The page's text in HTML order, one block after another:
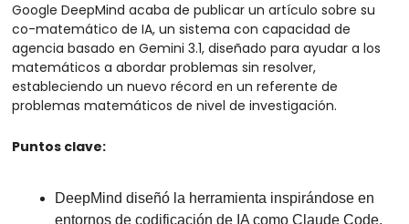
Google DeepMind acaba de publicar un artículo sobre su
co-matemático de IA, un sistema con capacidad de
agencia basado en Gemini 3.1, diseñado para ayudar a los
matemáticos a abordar problemas sin resolver,
estableciendo un nuevo récord en un referente de
problemas matemáticos de nivel de investigación.
Puntos clave:
DeepMind diseñó la herramienta inspirándose en
entornos de codificación de IA como Claude Code,